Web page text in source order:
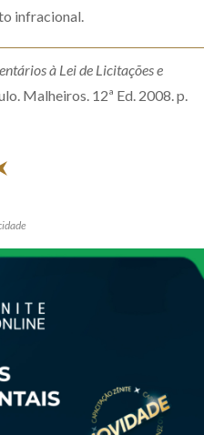
infracional.
à Lei de Licitações e
Malheiros. 12ª Ed. 2008. p.